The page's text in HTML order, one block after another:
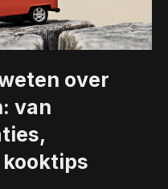
over
van